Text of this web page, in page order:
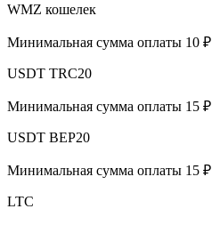
WMZ кошелек
Минимальная сумма оплаты 10 ₽
USDT TRC20
Минимальная сумма оплаты 15 ₽
USDT BEP20
Минимальная сумма оплаты 15 ₽
LTC